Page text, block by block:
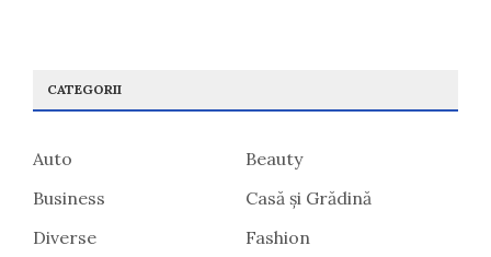
CATEGORII
Auto
Beauty
Business
Casă și Grădină
Diverse
Fashion